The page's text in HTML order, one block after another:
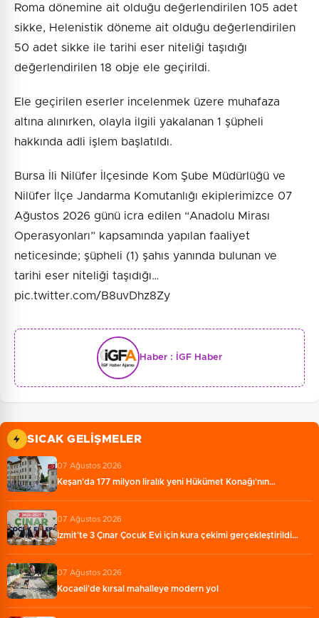
Roma dönemine ait olduğu değerlendirilen 105 adet
sikke, Helenistik döneme ait olduğu değerlendirilen
50 adet sikke ile tarihi eser niteliği taşıdığı
değerlendirilen 18 obje ele geçirildi.
Ele geçirilen eserler incelenmek üzere muhafaza
altına alınırken, olayla ilgili yakalanan 1 şüpheli
hakkında adli işlem başlatıldı.
Bursa İli Nilüfer İlçesinde Kom Şube Müdürlüğü ve
Nilüfer İlçe Jandarma Komutanlığı ekiplerimizce 07
Ağustos 2026 günü icra edilen “Anadolu Mirası
Operasyonları” kapsamında yapılan faaliyet
neticesinde; şüpheli (1) şahıs yanında bulunan ve
tarihi eser niteliği taşıdığı…
pic.twitter.com/B8uvDhz8Zy
Haber : İGF Haber
SICAK GELIŞMELER
07 Ağustos 2026
Keşan'da 177 milyon liralık yeni Hükümet Konağı'nın…
07 Ağustos 2026
İzmit'te 3 Çınar Çocuk Evi için kura çekimi gerçekleştirildi…
07 Ağustos 2026
Kocaeli'de kırsal mahalleye modern yol